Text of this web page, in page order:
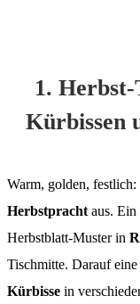
1.
Kürbissen
Warm, golden,
Herbstpracht aus. Ein
Herbstblatt-Muster in
Tischmitte. Darauf eine
Kürbisse in